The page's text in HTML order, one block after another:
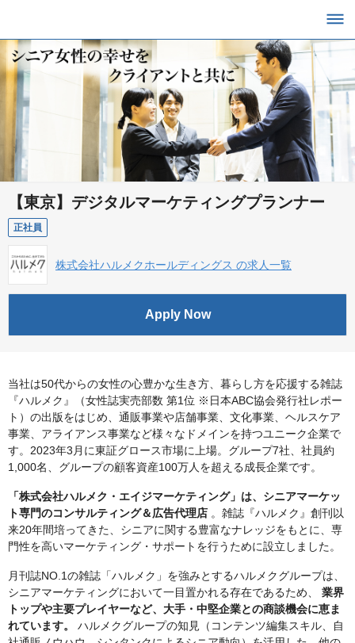
【東京】デジタルマーケティングプランナー
正社員
株式会社ハルメクホールディングス の求人一覧
Apply Now
当社は50代からの女性の心豊かな生き方、暮らし方を応援する雑誌
『ハルメク』（女性誌実売部数 第1位 ※日本ABC協会発行社レポー
ト）の出版をはじめ、通販事業や店舗事業、文化事業、ヘルスケア
事業、アライアンス事業など様々なドメインを持つユニーク企業で
す。2023年3月に東証グロース市場に上場。グループ7社、社員約
1,000名、グループの顧客資産100万人を超える成長企業です。
「株式会社ハルメク・エイジマーケティング」は、シニアマーケッ
ト専門のコンサルティング＆広告代理店 。雑誌『ハルメク』創刊以
来20年間培ってきた、シニアに関する豊富なナレッジをもとに、専
門性を高いマーケティング・サポートを行うために設立しました。
月刊誌NO.1の雑誌「ハルメク」を強みとするハルメクグループは、
シニアマーケティングにおいて一目置かれる存在であるため、 業界
トップや主要プレイヤーなど、大手・中堅企業との商談機会に恵ま
れています。
ハルメクグループの知見（コンテンツ編集スキル、自